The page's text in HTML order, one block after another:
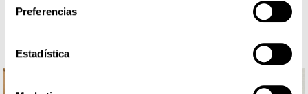
Preferencias
Estadística
COMPLETA TU LOOK